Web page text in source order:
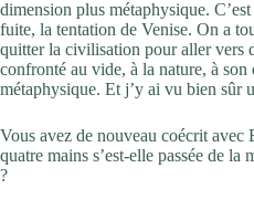
dimension plus métaphysique.
fuite, la tentation de Venise. On a
quitter la civilisation pour aller vers
confronté au vide, à la nature, à son
métaphysique. Et j’y ai vu bien sûr
Vous avez de nouveau coécrit avec
quatre mains s’est-elle passée de la
?